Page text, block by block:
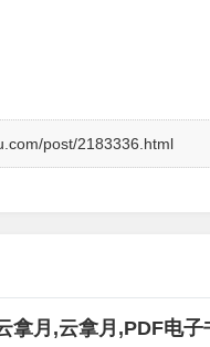
post/2183336.html
拿月,云拿月,PDF电